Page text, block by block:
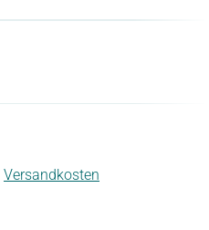
Versandkosten